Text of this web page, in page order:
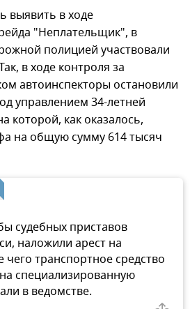
выявить в ходе
"Неплательщик", в
полицией участвовали
в ходе контроля за
автоинспекторы остановили
управлением 34-летней
как оказалось,
на общую сумму 614 тысяч
судебных приставов
наложили арест на
транспортное средство
специализированную
в ведомстве.